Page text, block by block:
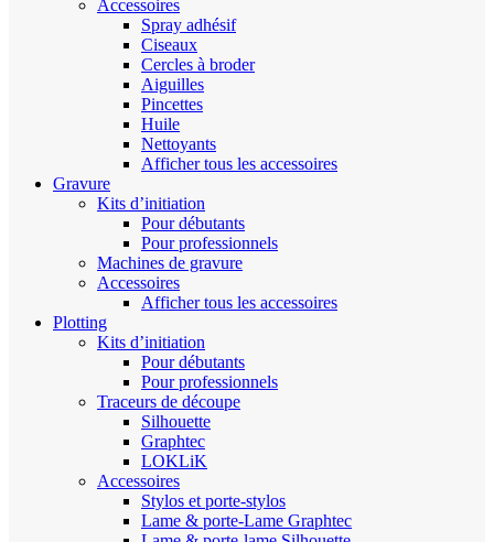
Accessoires
Spray adhésif
Ciseaux
Cercles à broder
Aiguilles
Pincettes
Huile
Nettoyants
Afficher tous les accessoires
Gravure
Kits d’initiation
Pour débutants
Pour professionnels
Machines de gravure
Accessoires
Afficher tous les accessoires
Plotting
Kits d’initiation
Pour débutants
Pour professionnels
Traceurs de découpe
Silhouette
Graphtec
LOKLiK
Accessoires
Stylos et porte-stylos
Lame & porte-Lame Graphtec